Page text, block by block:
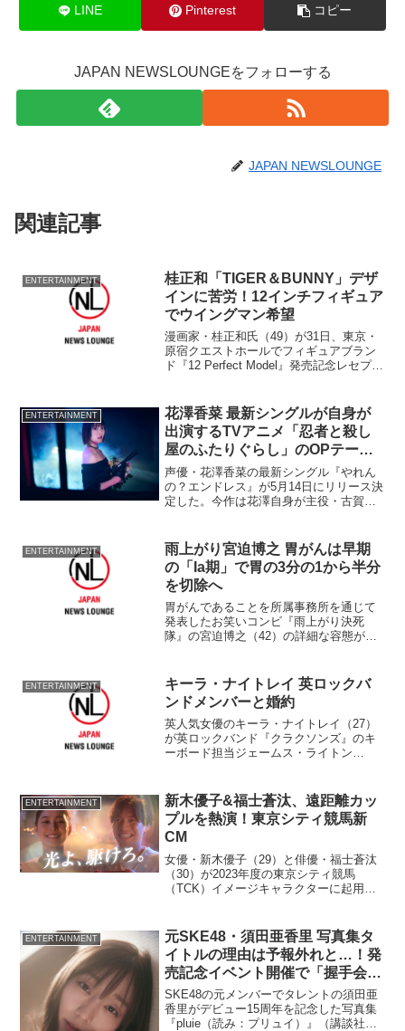
LINE Pinterest コピー
JAPAN NEWSLOUNGEをフォローする
JAPAN NEWSLOUNGE
関連記事
ENTERTAINMENT
桂正和「TIGER＆BUNNY」デザ
インに苦労！12インチフィギュア
でウイングマン希望
漫画家・桂正和氏（49）が31日、東京・
原宿クエストホールでフィギュアブラン
ド『12 Perfect Model』発売記念レセプシ
界標準スケールである12インチ（...
ENTERTAINMENT
花澤香菜 最新シングルが自身が
出演するTVアニメ「忍者と殺し
屋のふたりぐらし」のOPテーマ
に
声優・花澤香菜の最新シングル『やれん
の？エンドレス』が5月14日にリリース決
定した。今作は花澤自身が主役・古賀こ
ぐらし』のオープニングテーマとしても
採用されている。
ENTERTAINMENT
雨上がり宮迫博之 胃がんは早期
の「Ia期」で胃の3分の1から半分
を切除へ
胃がんであることを所属事務所を通じて
発表したお笑いコンビ『雨上がり決死
隊』の宮迫博之（42）の詳細な容態が分
門側切除手術を受けると発表され、本人
もFAXを通じてコメン...
ENTERTAINMENT
キーラ・ナイトレイ 英ロックバ
ンドメンバーと婚約
英人気女優のキーラ・ナイトレイ（27）
が英ロックバンド『クラクソンズ』のキ
ーボード担当ジェームス・ライトン
エピソード1/ファントム・メナス』や
『パイレーツ・オブ・...
ENTERTAINMENT
新木優子&福士蒼汰、遠距離カッ
プルを熱演！東京シティ競馬新
CM
女優・新木優子（29）と俳優・福士蒼汰
（30）が2023年度の東京シティ競馬
（TCK）イメージキャラクターに起用さ
第二弾「TCK2023 光よ、駆けろ。帝王...
ENTERTAINMENT
元SKE48・須田亜香里 写真集タ
イトルの理由は予報外れと…！発
売記念イベント開催で「握手会の
女王」も復活か
SKE48の元メンバーでタレントの須田亜
香里がデビュー15周年を記念した写真集
『pluie（読み：プリュイ）』（講談社）